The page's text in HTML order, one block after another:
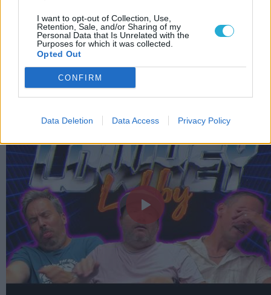
I want to opt-out of Collection, Use,
Retention, Sale, and/or Sharing of my
Personal Data that Is Unrelated with the
Purposes for which it was collected.
Opted Out
CONFIRM
Data Deletion Data Access Privacy Policy
Passra
Négy már tuti, de lehet öt stúdió is távozik
az Xbox Game Studiostól
LEGFRISSEBB VIDEÓNK